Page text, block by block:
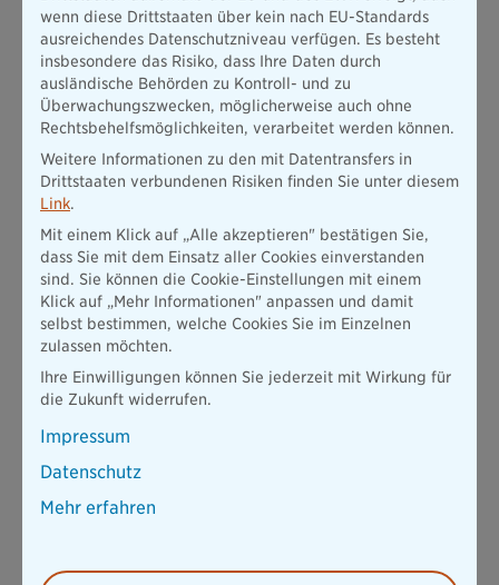
Nachhaltigkeit ganzheitlich in diesem starken Verbund
voranzutreiben.“
„Am besten gemeinsam und über Unternehmensgrenzen
hinweg kann die Branche einen Beitrag zur nachhaltigen
Transformation leisten – umso mehr freuen wir uns über den
Beitritt der Bayerischen. Die Erfahrungen und das
Engagement des Konzerns stellen eine wertvolle Ergänzung
für unser Netzwerk dar“, sagt Dr. Theresa Jost,
Geschäftsführerin der V.E.R.S. Leipzig GmbH und Initiatorin
des GSN.
Die Bayerische setzt sich bereits seit mehreren Jahren für
einen nachhaltigen Wandel in der Finanzbranche ein: Mit ihrer
Tochtermarke Pangaea Life investiert sie gemeinsam mit
Kundinnen und Kunden bereits seit 2017 in Sachwerte aus
Kernbereichen der nachhaltigen Transformation. Als einer der
nur den CO2-Fußabdruck ihres eigenen Geschäftsbetriebs,
sondern auch den ihres selbstständigen Exklusivvertriebs.
Research Consult dem Sicherungsvermögen der Leben-
Tochter des Konzerns (BL die Bayerische Lebensversicherung
Offenlegungsverordnung – als einer der ersten Versicherer
wenn diese Drittstaaten über kein nach EU-Standards
ausreichendes Datenschutzniveau verfügen. Es besteht
insbesondere das Risiko, dass Ihre Daten durch
ausländische Behörden zu Kontroll- und zu
Überwachungszwecken, möglicherweise auch ohne
Rechtsbehelfsmöglichkeiten, verarbeitet werden können.
Weitere Informationen zu den mit Datentransfers in
Drittstaaten verbundenen Risiken finden Sie unter diesem
Link.
Mit einem Klick auf „Alle akzeptieren" bestätigen Sie,
dass Sie mit dem Einsatz aller Cookies einverstanden
sind. Sie können die Cookie-Einstellungen mit einem
Klick auf „Mehr Informationen" anpassen und damit
selbst bestimmen, welche Cookies Sie im Einzelnen
zulassen möchten.
Ihre Einwilligungen können Sie jederzeit mit Wirkung für
die Zukunft widerrufen.
Impressum
Datenschutz
Mehr erfahren